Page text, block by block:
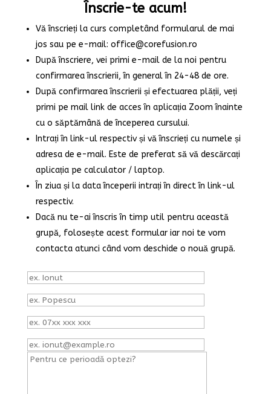
Înscrie-te acum!
Vă înscrieți la curs completând formularul de mai
jos sau pe e-mail: office@corefusion.ro
După înscriere, vei primi e-mail de la noi pentru
confirmarea înscrierii, în general în 24-48 de ore.
După confirmarea înscrierii și efectuarea plății, veți
primi pe mail link de acces în aplicația Zoom înainte
cu o săptămână de începerea cursului.
Intrați în link-ul respectiv și vă înscrieți cu numele și
adresa de e-mail. Este de preferat să vă descărcați
aplicația pe calculator / laptop.
În ziua și la data începerii intrați în direct în link-ul
respectiv.
Dacă nu te-ai înscris în timp util pentru această
grupă, folosește acest formular iar noi te vom
contacta atunci când vom deschide o nouă grupă.